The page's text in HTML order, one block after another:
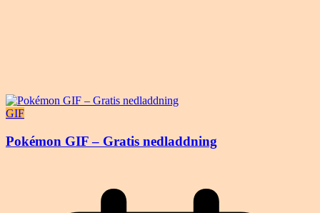
GIF
Pokémon GIF – Gratis nedladdning